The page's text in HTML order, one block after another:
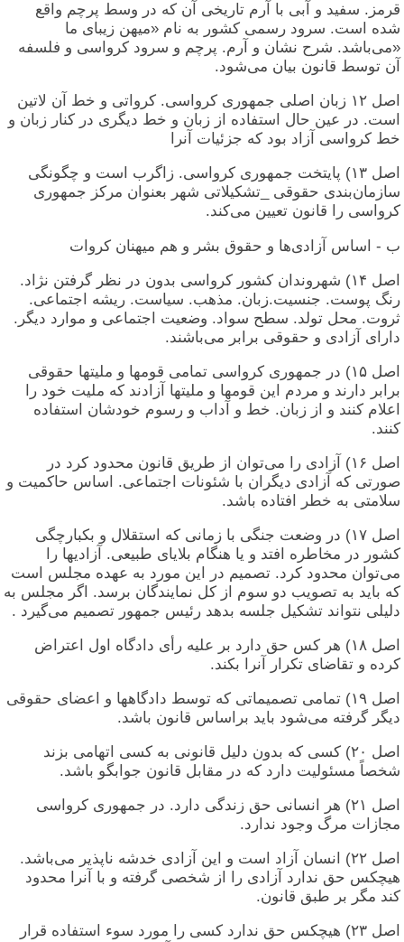
قرمز. سفید و آبی با آرم تاریخی آن که در وسط پرچم واقع
شده است. سرود رسمی کشور به نام «میهن زیبای ما
«می‌باشد. شرح نشان و آرم. پرچم و سرود کرواسی و فلسفه
آن توسط قانون بیان می‌شود.
اصل ۱۲ زبان اصلی جمهوری کرواسی. کرواتی و خط آن لاتین
است. در عین حال استفاده از زبان و خط دیگری در کنار زبان و
خط کرواسی آزاد بود که جزئیات آنرا
اصل ۱۳) پایتخت جمهوری کرواسی. زاگرب است و چگونگی
سازمان‌بندی حقوقی _تشکیلاتی شهر بعنوان مرکز جمهوری
کرواسی را قانون تعیین می‌کند.
ب - اساس آزادی‌ها و حقوق بشر و هم میهنان کروات
اصل ۱۴) شهروندان کشور کرواسی بدون در نظر گرفتن نژاد.
رنگ پوست. جنسیت.زبان. مذهب. سیاست. ریشه اجتماعی.
ثروت. محل تولد. سطح سواد. وضعیت اجتماعی و موارد دیگر.
دارای آزادی و حقوقی برابر می‌باشند.
اصل ۱۵) در جمهوری کرواسی تمامی قومها و ملیتها حقوقی
برابر دارند و مردم این قومها و ملیتها آزادند که ملیت خود را
اعلام کنند و از زبان. خط و آداب و رسوم خودشان استفاده
کنند.
اصل ۱۶) آزادی را می‌توان از طریق قانون محدود کرد در
صورتی که آزادی دیگران با شئونات اجتماعی. اساس حاکمیت و
سلامتی به خطر افتاده باشد.
اصل ۱۷) در وضعت جنگی با زمانی که استقلال و بکبارچگی
کشور در مخاطره افتد و یا هنگام بلایای طبیعی. آزادیها را
می‌توان محدود کرد. تصمیم در اين مورد به عهده مجلس است
که باید به تصویب دو سوم از کل نمایندگان برسد. اگر مجلس به
دلیلی نتواند تشکیل جلسه بدهد رئیس جمهور تصمیم می‌گیرد .
اصل ۱۸) هر کس حق دارد بر علیه رأی دادگاه اول اعتراض
کرده و تقاضای تکرار آنرا بکند.
اصل ‎(۱٩‏ تمامی تصمیماتی که توسط دادگاهها و اعضای حقوقی
دیگر گرفته می‌شود باید براساس قانون باشد.
اصل ۲۰) کسی که بدون دلیل قانونی به کسی اتهامی بزند
شخصاً مسئولیت دارد که در مقابل قانون جوابگو باشد.
اصل ۲۱) هر انسانی حق زندگی دارد. در جمهوری کرواسی
مجازات مرگ وجود ندارد.
اصل ۲۲) انسان آزاد است و این آزادی خدشه ناپذیر می‌باشد.
هیچکس حق ندارد آزادی را از شخصی گرفته و با آنرا محدود
کند مگر بر طبق قانون.
اصل ۲۳) هیچکس حق ندارد کسی را مورد سوء استفاده قرار